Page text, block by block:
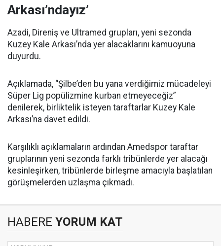
Arkası’ndayız’
Azadi, Direniş ve Ultramed grupları, yeni sezonda
Kuzey Kale Arkası’nda yer alacaklarını kamuoyuna
duyurdu.
Açıklamada, “Şilbe’den bu yana verdiğimiz mücadeleyi
Süper Lig popülizmine kurban etmeyeceğiz”
denilerek, birliktelik isteyen taraftarlar Kuzey Kale
Arkası’na davet edildi.
Karşılıklı açıklamaların ardından Amedspor taraftar
gruplarının yeni sezonda farklı tribünlerde yer alacağı
kesinleşirken, tribünlerde birleşme amacıyla başlatılan
görüşmelerden uzlaşma çıkmadı.
HABERE YORUM KAT